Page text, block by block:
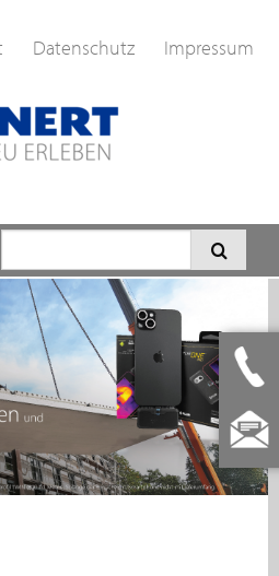
Datenschutz Impressum